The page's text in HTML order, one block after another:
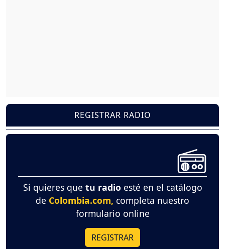
REGISTRAR RADIO
Si quieres que tu radio esté en el catálogo
de Colombia.com, completa nuestro
formulario online
REGISTRAR